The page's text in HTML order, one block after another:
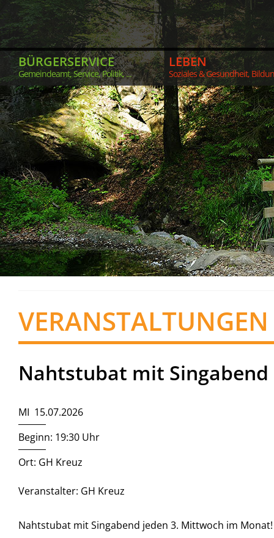
BÜRGERSERVICE
Gemeindeamt, Service, Politik, ...
LEBEN
Soziales & Gesundheit,
VERANSTALTUNGEN
Nahtstubat mit Singabend
MI 15.07.2026
Beginn: 19:30 Uhr
Ort: GH Kreuz
Veranstalter: GH Kreuz
Nahtstubat mit Singabend jeden 3. Mittwoch im Monat!